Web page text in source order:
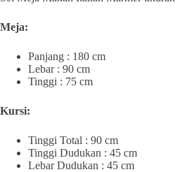
Meja:
Panjang : 180 cm
Lebar : 90 cm
Tinggi : 75 cm
Kursi:
Tinggi Total : 90 cm
Tinggi Dudukan : 45 cm
Lebar Dudukan : 45 cm